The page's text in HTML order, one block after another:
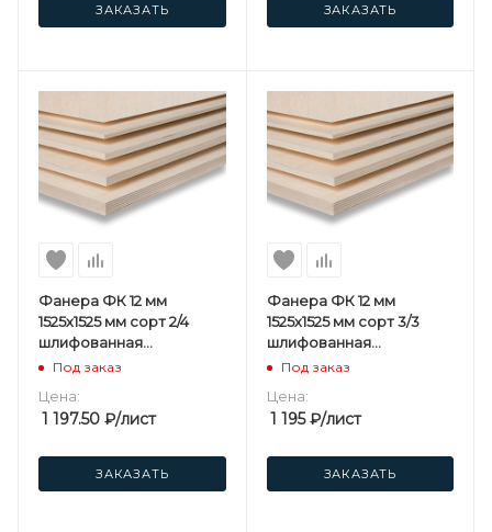
ЗАКАЗАТЬ ЗАКАЗАТЬ
Фанера ФК 12 мм
1525х1525 мм сорт 2/4
шлифованная
березовая
Под заказ
Цена:
1 197.50 ₽/лист
ЗАКАЗАТЬ
Фанера ФК 12 мм
1525х1525 мм сорт 3/3
шлифованная
березовая
Под заказ
Цена:
1 195₽/лист
ЗАКАЗАТЬ